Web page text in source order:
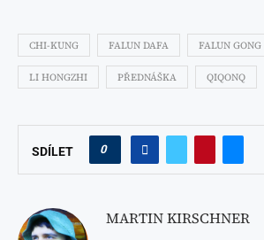
CHI-KUNG FALUN DAFA FALUN GONG
LI HONGZHI PŘEDNÁŠKA QIQONQ
SDÍLET 0
MARTIN KIRSCHNER